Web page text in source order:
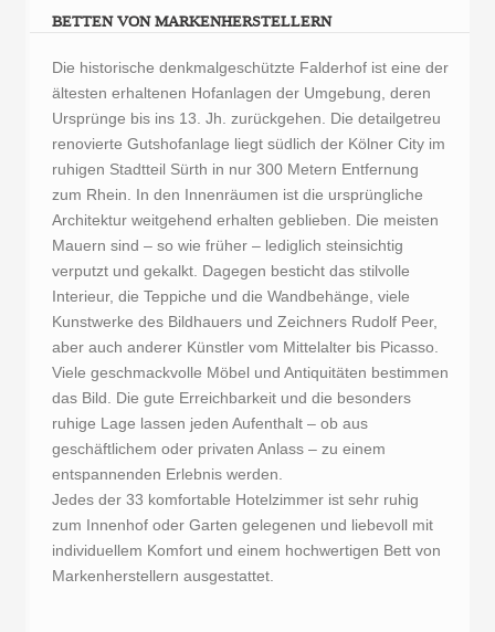
BETTEN VON MARKENHERSTELLERN
Die historische denkmalgeschützte Falderhof ist eine der
ältesten erhaltenen Hofanlagen der Umgebung, deren
Ursprünge bis ins 13. Jh. zurückgehen. Die detailgetreu
renovierte Gutshofanlage liegt südlich der Kölner City im
ruhigen Stadtteil Sürth in nur 300 Metern Entfernung
zum Rhein. In den Innenräumen ist die ursprüngliche
Architektur weitgehend erhalten geblieben. Die meisten
Mauern sind – so wie früher – lediglich steinsichtig
verputzt und gekalkt. Dagegen besticht das stilvolle
Interieur, die Teppiche und die Wandbehänge, viele
Kunstwerke des Bildhauers und Zeichners Rudolf Peer,
aber auch anderer Künstler vom Mittelalter bis Picasso.
Viele geschmackvolle Möbel und Antiquitäten bestimmen
das Bild. Die gute Erreichbarkeit und die besonders
ruhige Lage lassen jeden Aufenthalt – ob aus
geschäftlichem oder privaten Anlass – zu einem
entspannenden Erlebnis werden.
Jedes der 33 komfortable Hotelzimmer ist sehr ruhig
zum Innenhof oder Garten gelegenen und liebevoll mit
individuellem Komfort und einem hochwertigen Bett von
Markenherstellern ausgestattet.